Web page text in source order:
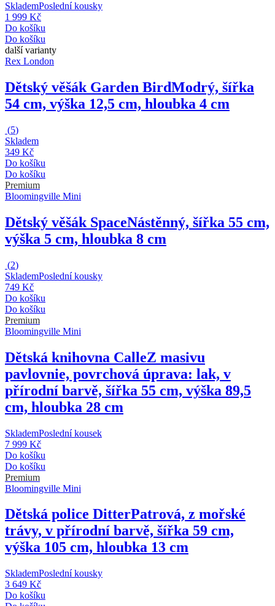
SklademPoslední kousky
1 999 Kč
Do košíku
Do košíku
další varianty
Rex London
Dětský věšák Garden BirdModrý, šířka
54 cm, výška 12,5 cm, hloubka 4 cm
(5)
Skladem
349 Kč
Do košíku
Do košíku
Premium
Bloomingville Mini
Dětský věšák SpaceNástěnný, šířka 55 cm,
výška 5 cm, hloubka 8 cm
(2)
SklademPoslední kousky
749 Kč
Do košíku
Do košíku
Premium
Bloomingville Mini
Dětská knihovna CalleZ masivu
pavlovnie, povrchová úprava: lak, v
přírodní barvě, šířka 55 cm, výška 89,5
cm, hloubka 28 cm
SklademPoslední kousek
7 999 Kč
Do košíku
Do košíku
Premium
Bloomingville Mini
Dětská police DitterPatrová, z mořské
trávy, v přírodní barvě, šířka 59 cm,
výška 105 cm, hloubka 13 cm
SklademPoslední kousky
3 649 Kč
Do košíku